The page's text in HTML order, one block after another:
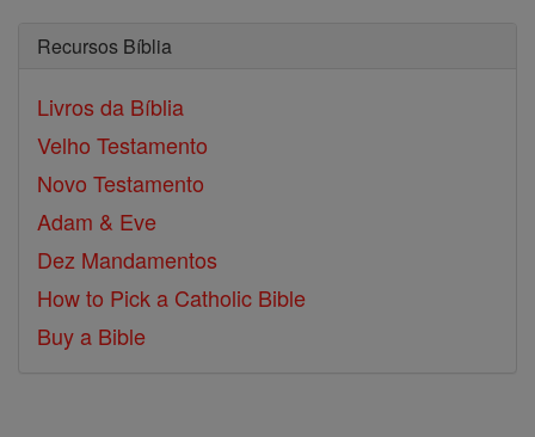
Recursos Bíblia
Livros da Bíblia
Velho Testamento
Novo Testamento
Adam & Eve
Dez Mandamentos
How to Pick a Catholic Bible
Buy a Bible